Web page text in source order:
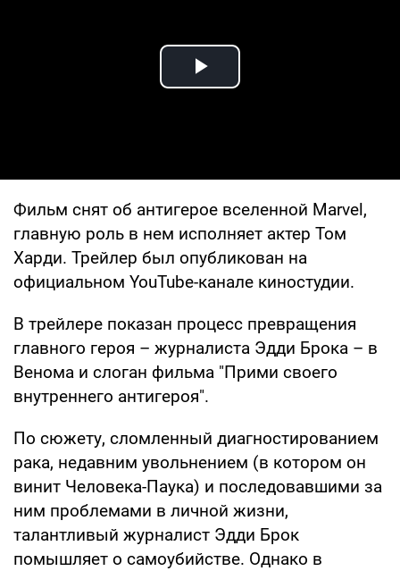
Play Video
Фильм снят об антигерое вселенной Marvel,
главную роль в нем исполняет актер Том
Харди. Трейлер был опубликован на
официальном YouTube-канале киностудии.
В трейлере показан процесс превращения
главного героя – журналиста Эдди Брока – в
Венома и слоган фильма "Прими своего
внутреннего антигероя".
По сюжету, сломленный диагностированием
рака, недавним увольнением (в котором он
винит Человека-Паука) и последовавшими за
ним проблемами в личной жизни,
талантливый журналист Эдди Брок
помышляет о самоубийстве. Однако в